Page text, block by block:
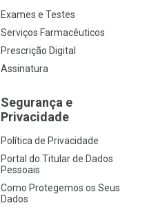
Exames e Testes
Serviços Farmacêuticos
Prescrição Digital
Assinatura
Segurança e
Privacidade
Política de Privacidade
Portal do Titular de Dados
Pessoais
Como Protegemos os Seus
Dados